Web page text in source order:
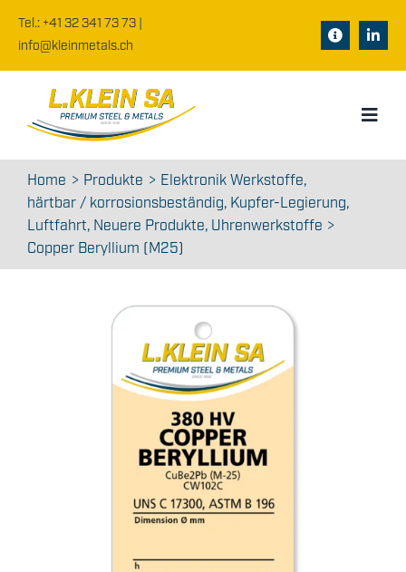
Inhalt
springen
Tel.: +41 32 341 73 73|
info@kleinmetals.ch
Toggle
Home
Über uns
Produkte
News
Kontakt
Home Produkte
Elektronik Werkstoffe
härtbar / korrosionsbeständig Kupfer-Legierung
Luftfahrt Neuere Produkte Uhrenwerkstoffe
Copper Beryllium (M25)